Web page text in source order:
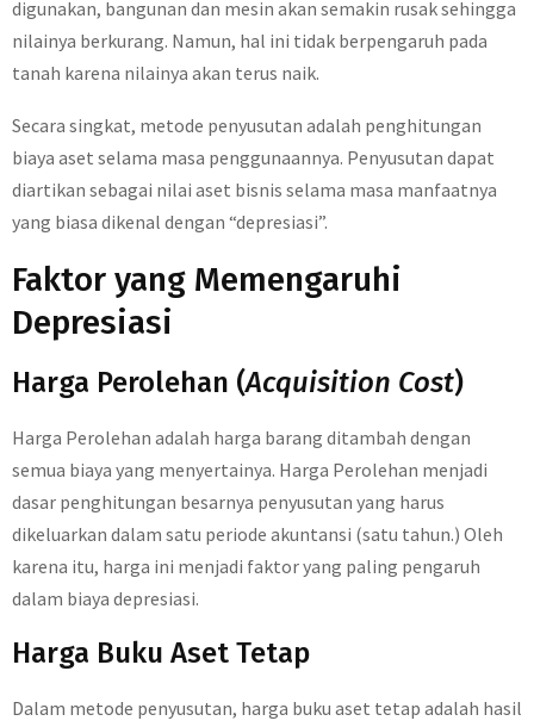
digunakan, bangunan dan mesin akan semakin rusak sehingga
nilainya berkurang. Namun, hal ini tidak berpengaruh pada
tanah karena nilainya akan terus naik.
Secara singkat, metode penyusutan adalah penghitungan
biaya aset selama masa penggunaannya. Penyusutan dapat
diartikan sebagai nilai aset bisnis selama masa manfaatnya
yang biasa dikenal dengan “depresiasi”.
Faktor yang Memengaruhi
Depresiasi
Harga Perolehan (Acquisition Cost)
Harga Perolehan adalah harga barang ditambah dengan
semua biaya yang menyertainya. Harga Perolehan menjadi
dasar penghitungan besarnya penyusutan yang harus
dikeluarkan dalam satu periode akuntansi (satu tahun.) Oleh
karena itu, harga ini menjadi faktor yang paling pengaruh
dalam biaya depresiasi.
Harga Buku Aset Tetap
Dalam metode penyusutan, harga buku aset tetap adalah hasil